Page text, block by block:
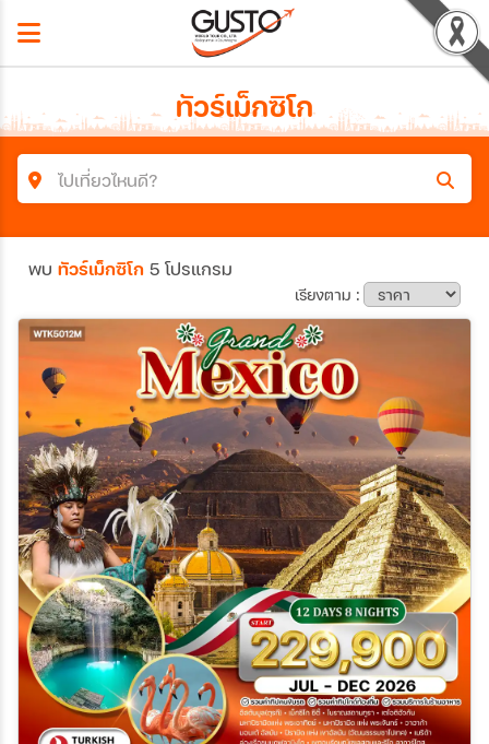
ทัวร์เม็กซิโก
ไปเที่ยวไหนดี?
ประเทศ
เมือง
สายการบิน
ตั้งแต่วันที่
ถึงวันที่
พบ ทัวร์เม็กซิโก 5 โปรแกรม
เรียงตาม :